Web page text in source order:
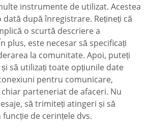
instrumente de utilizat. Acestea
după înregistrare. Rețineți că
o scurtă descriere a
plus, este necesar să specificați
la comunitate. Apoi, puteți
să utilizați toate opțiunile date
pentru comunicare,
parteneriat de afaceri. Nu
să trimiteți atingeri și să
de cerințele dvs.